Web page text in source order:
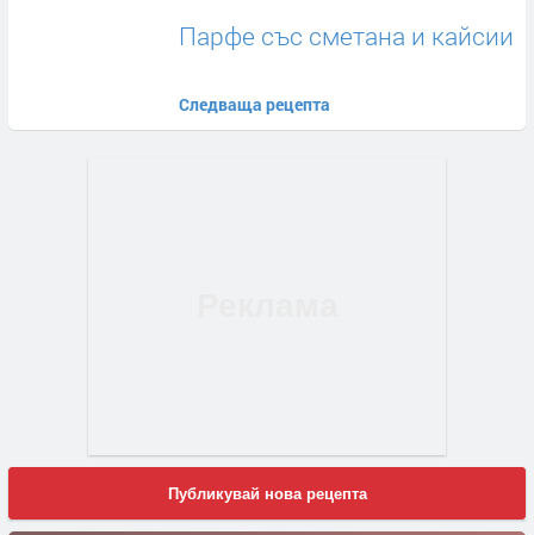
Парфе със сметана и кайсии
Следваща рецепта
Публикувай нова рецепта